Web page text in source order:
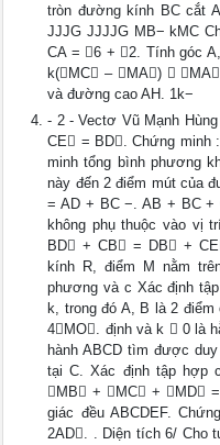
tròn đường kính BC cắt
JJJG JJJJG MB− kMC
CA = 6 + 2. Tính góc
k(MC – MA) 
và đường cao AH. 1k−
- 2 - Vectơ Vũ Mạnh
CE = BD. Chứng minh
minh tổng bình phương
này đến 2 điểm mút của
= AD + BC −. AB + BC
không phụ thuộc vào vị
BD + CB = DB +
kính R, điểm M nằm
phương và c Xác định
k, trong đó A, B là 2
4MO. định và k  0 là
hành ABCD tìm được
tại C. Xác định tập hợp
MB + MC + MD
giác đều ABCDEF.
2AD. . Diện tích 6/ Cho